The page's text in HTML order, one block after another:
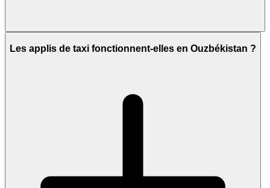
Les applis de taxi fonctionnent-elles en Ouzbékistan ?